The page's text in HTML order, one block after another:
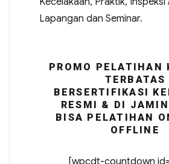
Lapangan dan Seminar.
PROMO PELATIHAN
TERBATAS
BERSERTIFIKASI
RESMI & DI JAMIN
BISA PELATIHAN
OFFLINE
[wpcdt-countdown